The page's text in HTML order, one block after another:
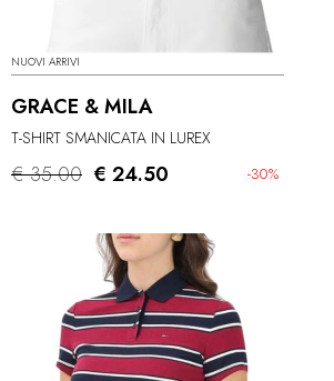
NUOVI ARRIVI
GRACE & MILA
T-SHIRT SMANICATA IN LUREX
€ 35.00 -30%
€ 24.50